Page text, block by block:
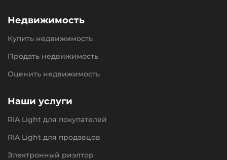
Недвижимость
Купить недвижимость
Продать недвижимость
Оценить недвижимость
Наши услуги
RIA Light для покупателей
RIA Light для продавцов
Электронный риэлтор